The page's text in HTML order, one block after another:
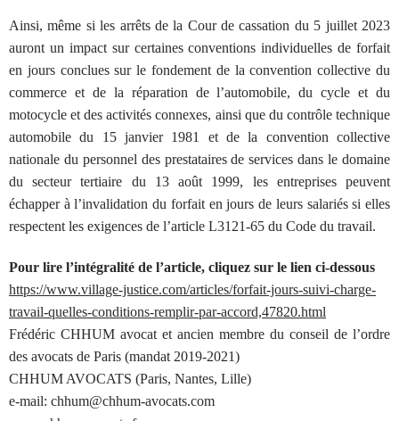
Ainsi, même si les arrêts de la Cour de cassation du 5 juillet 2023
auront un impact sur certaines conventions individuelles de forfait
en jours conclues sur le fondement de la convention collective du
commerce et de la réparation de l’automobile, du cycle et du
motocycle et des activités connexes, ainsi que du contrôle technique
automobile du 15 janvier 1981 et de la convention collective
nationale du personnel des prestataires de services dans le domaine
du secteur tertiaire du 13 août 1999, les entreprises peuvent
échapper à l’invalidation du forfait en jours de leurs salariés si elles
respectent les exigences de l’article L3121-65 du Code du travail.
Pour lire l’intégralité de l’article, cliquez sur le lien ci-dessous
https://www.village-justice.com/articles/forfait-jours-suivi-charge-
travail-quelles-conditions-remplir-par-accord,47820.html
Frédéric CHHUM avocat et ancien membre du conseil de l’ordre
des avocats de Paris (mandat 2019-2021)
CHHUM AVOCATS (Paris, Nantes, Lille)
e-mail: chhum@chhum-avocats.com